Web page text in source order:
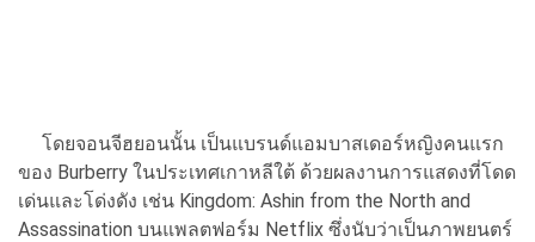
โดยจอนจีฮยอนนั้น เป็นแบรนด์แอมบาสเดอร์หญิงคนแรก
ของ Burberry ในประเทศเกาหลีใต้ ด้วยผลงานการแสดงที่โดด
เด่นและโด่งดัง เช่น Kingdom: Ashin from the North and
Assassination บนแพลตฟอร์ม Netflix ซึ่งนับว่าเป็นภาพยนตร์